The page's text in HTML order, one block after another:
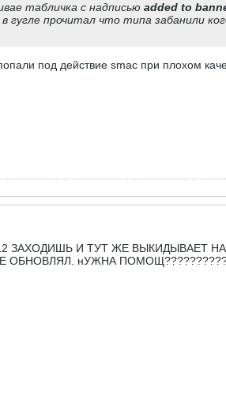
табличка с надписью added to
гугле прочитал что типа забанили
под действие smac при плохом
ЗАХОДИШЬ И ТУТ ЖЕ ВЫКИДЫВАЕТ
нУЖНА